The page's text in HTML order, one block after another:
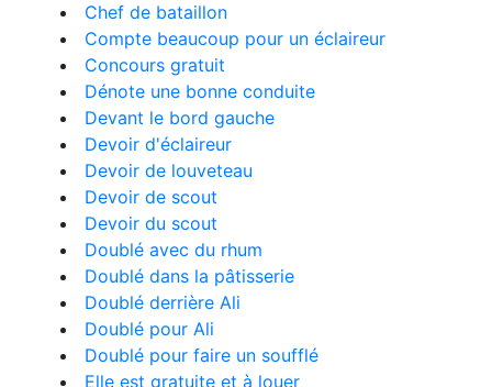
Chef de bataillon
Compte beaucoup pour un éclaireur
Concours gratuit
Dénote une bonne conduite
Devant le bord gauche
Devoir d'éclaireur
Devoir de louveteau
Devoir de scout
Devoir du scout
Doublé avec du rhum
Doublé dans la pâtisserie
Doublé derrière Ali
Doublé pour Ali
Doublé pour faire un soufflé
Elle est gratuite et à louer